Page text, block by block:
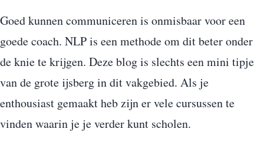
Goed kunnen communiceren is onmisbaar voor een
goede coach. NLP is een methode om dit beter onder
de knie te krijgen. Deze blog is slechts een mini tipje
van de grote ijsberg in dit vakgebied. Als je
enthousiast gemaakt heb zijn er vele cursussen te
vinden waarin je je verder kunt scholen.